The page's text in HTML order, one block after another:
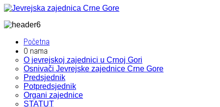
Početna
O nama
O jevrejskoj zajednici u Crnoj Gori
Osnivači Jevrejske zajednice Crne Gore
Predsjednik
Potpredsjednik
Organi zajednice
STATUT